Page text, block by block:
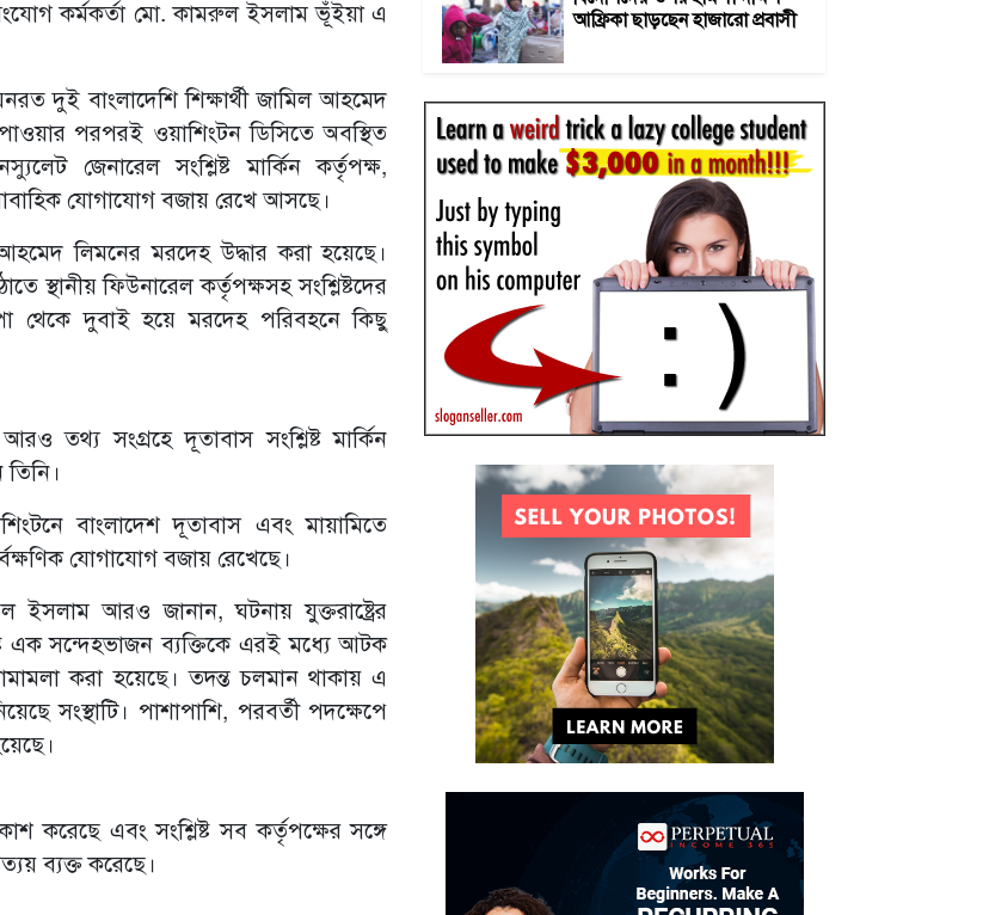
কর্মকর্তা মো. কামরুল ইসলাম ভূঁইয়া এ
দুই বাংলাদেশি শিক্ষার্থী জামিল আহমেদ
পরপরই ওয়াশিংটন ডিসিতে অবস্থিত
জেনারেল সংশ্লিষ্ট মার্কিন কর্তৃপক্ষ,
যোগাযোগ বজায় রেখে আসছে।
লিমনের মরদেহ উদ্ধার করা হয়েছে।
স্থানীয় ফিউনারেল কর্তৃপক্ষসহ সংশ্লিষ্টদের
থেকে দুবাই হয়ে মরদেহ পরিবহনে কিছু
তথ্য সংগ্রহে দূতাবাস সংশ্লিষ্ট মার্কিন
বাংলাদেশ দূতাবাস এবং মায়ামিতে
যোগাযোগ বজায় রেখেছে।
ইসলাম আরও জানান, ঘটনায় যুক্তরাষ্ট্রের
এক সন্দেহভাজন ব্যক্তিকে এরই মধ্যে আটক
করা হয়েছে। তদন্ত চলমান থাকায় এ
সংস্থাটি। পাশাপাশি, পরবর্তী পদক্ষেপে
করেছে এবং সংশ্লিষ্ট সব কর্তৃপক্ষের সঙ্গে
ব্যক্ত করেছে।
আফ্রিকা ছাড়ছেন হাজারো প্রবাসী